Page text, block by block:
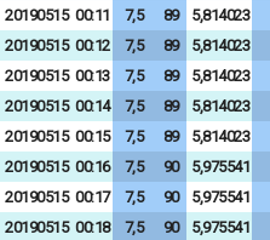
20190515 00:11 7,5 89 5,814023
20190515 00:12 7,5 89 5,814023
20190515 00:13 7,5 89 5,814023
20190515 00:14 7,5 89 5,814023
20190515 00:15 7,5 89 5,814023
20190515 00:16 7,5 90 5,975541
20190515 00:17 7,5 90 5,975541
20190515 00:18 7,5 90 5,975541